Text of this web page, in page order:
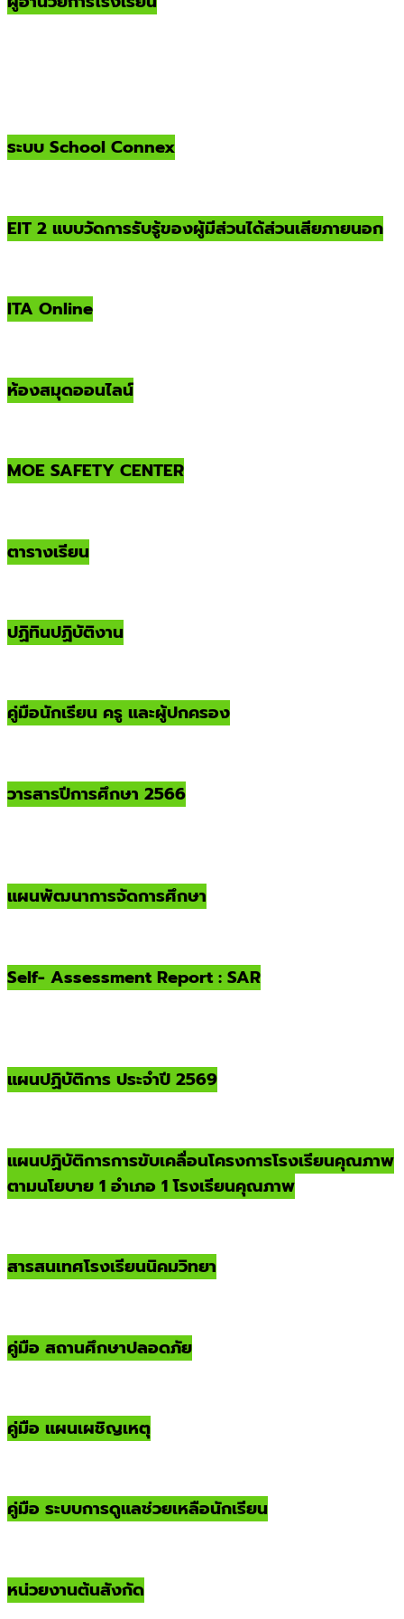
ระบบ School Connex
EIT 2 แบบวัดการรับรู้ของผู้มีส่วนได้ส่วนเสียภายนอก
ITA Online
ห้องสมุดออนไลน์
MOE SAFETY CENTER
ตารางเรียน
ปฏิทินปฏิบัติงาน
คู่มือนักเรียน ครู และผู้ปกครอง
วารสารปีการศึกษา 2566
แผนพัฒนาการจัดการศึกษา
Self- Assessment Report : SAR
แผนปฏิบัติการ ประจำปี 2569
แผนปฏิบัติการการขับเคลื่อนโครงการโรงเรียนคุณภาพ
ตามนโยบาย 1 อำเภอ 1 โรงเรียนคุณภาพ
สารสนเทศโรงเรียนนิคมวิทยา
คู่มือ สถานศึกษาปลอดภัย
คู่มือ แผนเผชิญเหตุ
คู่มือ ระบบการดูแลช่วยเหลือนักเรียน
หน่วยงานต้นสังกัด